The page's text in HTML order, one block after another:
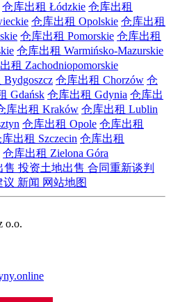
仓库出租 Łódzkie 仓库出租
仓库出租 Opolskie 仓库出租
仓库出租 Pomorskie 仓库出租
仓库出租 Warmińsko-Mazurskie
租 Zachodniopomorskie
仓库出租 Chorzów 仓
Gdańsk 仓库出租 Gdynia 仓库出
库出租 Kraków 仓库出租 Lublin
仓库出租 Opole 仓库出租
出租 Szczecin 仓库出租
仓库出租 Zielona Góra
售 投资土地出售 合同重新谈判
议 新闻 网站地图
o.o.